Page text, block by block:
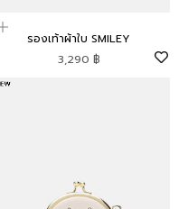
เลือกตัวเลือก
รองเท้าผ้าใบ SMILEY
ราคาโปรโมชัน
3,290 ฿